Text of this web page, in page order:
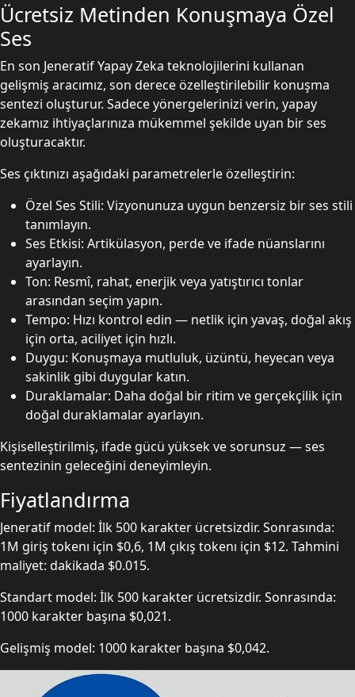
Ücretsiz Metinden Konuşmaya Özel
Ses
En son Jeneratif Yapay Zeka teknolojilerini kullanan
gelişmiş aracımız, son derece özelleştirilebilir konuşma
sentezi oluşturur. Sadece yönergelerinizi verin, yapay
zekamız ihtiyaçlarınıza mükemmel şekilde uyan bir ses
oluşturacaktır.
Ses çıktınızı aşağıdaki parametrelerle özelleştirin:
Özel Ses Stili: Vizyonunuza uygun benzersiz bir ses stili
tanımlayın.
Ses Etkisi: Artikülasyon, perde ve ifade nüanslarını
ayarlayın.
Ton: Resmî, rahat, enerjik veya yatıştırıcı tonlar
arasından seçim yapın.
Tempo: Hızı kontrol edin — netlik için yavaş, doğal akış
için orta, aciliyet için hızlı.
Duygu: Konuşmaya mutluluk, üzüntü, heyecan veya
sakinlik gibi duygular katın.
Duraklamalar: Daha doğal bir ritim ve gerçekçilik için
doğal duraklamalar ayarlayın.
Kişiselleştirilmiş, ifade gücü yüksek ve sorunsuz — ses
sentezinin geleceğini deneyimleyin.
Fiyatlandırma
Jeneratif model: İlk 500 karakter ücretsizdir. Sonrasında:
1M giriş tokenı için $0,6, 1M çıkış tokenı için $12. Tahmini
maliyet: dakikada $0.015.
Standart model: İlk 500 karakter ücretsizdir. Sonrasında:
1000 karakter başına $0,021.
Gelişmiş model: 1000 karakter başına $0,042.